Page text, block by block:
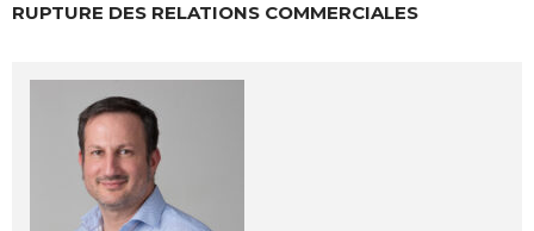
RUPTURE DES RELATIONS COMMERCIALES